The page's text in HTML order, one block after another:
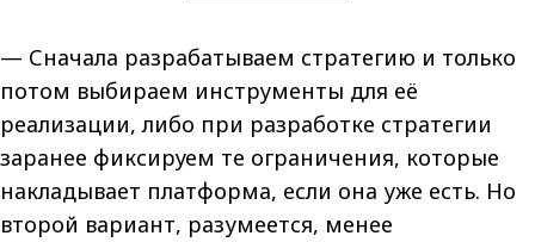
— Сначала разрабатываем стратегию и только
потом выбираем инструменты для её
реализации, либо при разработке стратегии
заранее фиксируем те ограничения, которые
накладывает платформа, если она уже есть. Но
второй вариант, разумеется, менее